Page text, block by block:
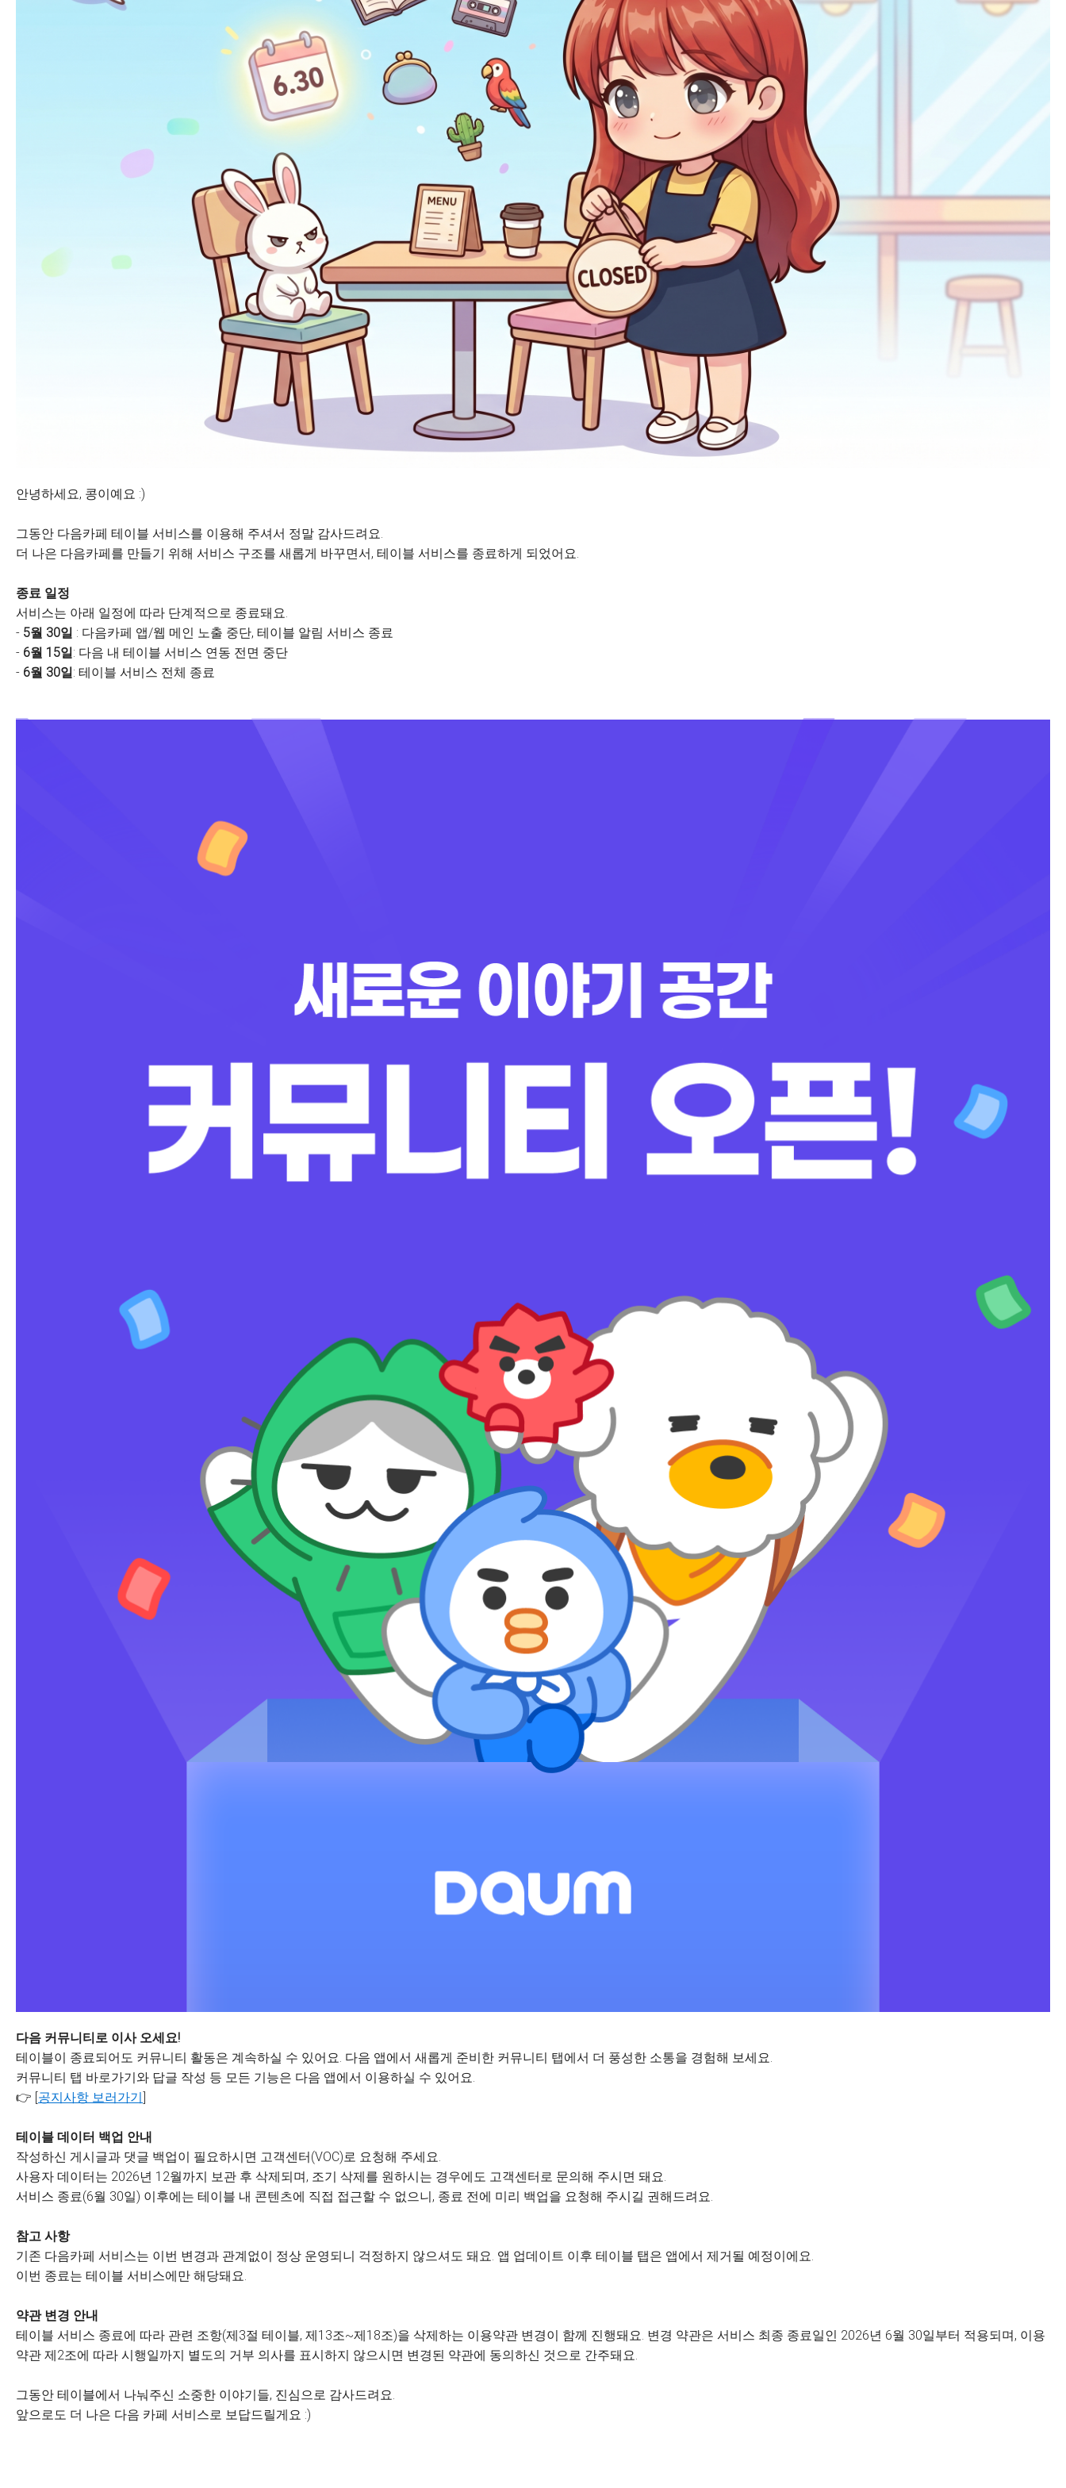
안녕하세요, 콩이예요 :)
그동안 다음카페 테이블 서비스를 이용해 주셔서 정말 감사드려요.
더 나은 다음카페를 만들기 위해 서비스 구조를 새롭게 바꾸면서, 테이블 서비스를 종료하게 되었어요.
종료 일정
서비스는 아래 일정에 따라 단계적으로 종료돼요.
- 5월 30일 : 다음카페 앱/웹 메인 노출 중단, 테이블 알림 서비스 종료
- 6월 15일: 다음 내 테이블 서비스 연동 전면 중단
- 6월 30일: 테이블 서비스 전체 종료
다음 커뮤니티로 이사 오세요!
테이블이 종료되어도 커뮤니티 활동은 계속하실 수 있어요. 다음 앱에서 새롭게 준비한 커뮤니티 탭에서 더 풍성한 소통을 경험해 보세요.
커뮤니티 탭 바로가기와 답글 작성 등 모든 기능은 다음 앱에서 이용하실 수 있어요.
👉 [공지사항 보러가기]
테이블 데이터 백업 안내
작성하신 게시글과 댓글 백업이 필요하시면 고객센터(VOC)로 요청해 주세요.
사용자 데이터는 2026년 12월까지 보관 후 삭제되며, 조기 삭제를 원하시는 경우에도 고객센터로 문의해 주시면 돼요.
서비스 종료(6월 30일) 이후에는 테이블 내 콘텐츠에 직접 접근할 수 없으니, 종료 전에 미리 백업을 요청해 주시길 권해드려요.
참고 사항
기존 다음카페 서비스는 이번 변경과 관계없이 정상 운영되니 걱정하지 않으셔도 돼요. 앱 업데이트 이후 테이블 탭은 앱에서 제거될 예정이에요.
이번 종료는 테이블 서비스에만 해당돼요.
약관 변경 안내
테이블 서비스 종료에 따라 관련 조항(제3절 테이블, 제13조~제18조)을 삭제하는 이용약관 변경이 함께 진행돼요. 변경 약관은 서비스 최종 종료일인 2026년 6월 30일부터 적용되며, 이용
약관 제2조에 따라 시행일까지 별도의 거부 의사를 표시하지 않으시면 변경된 약관에 동의하신 것으로 간주돼요.
그동안 테이블에서 나눠주신 소중한 이야기들, 진심으로 감사드려요.
앞으로도 더 나은 다음 카페 서비스로 보답드릴게요 :)